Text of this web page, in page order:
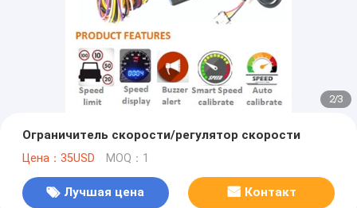
2/3
Ограничитель скорости/регулятор скорости
Цена：35USD MOQ：1
Лучшая цена Контакт